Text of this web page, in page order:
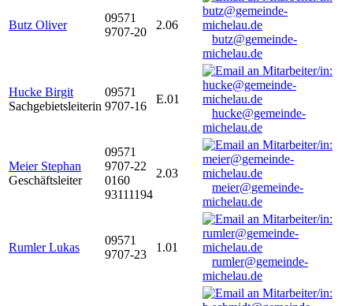
Butz Oliver
09571
9707-20
2.06
butz@gemeinde-
michelau.de
Hucke Birgit
Sachgebietsleiterin
09571
9707-16
E.01
hucke@gemeinde-
michelau.de
Meier Stephan
Geschäftsleiter
09571
9707-22
0160
93111194
2.03
meier@gemeinde-
michelau.de
Rumler Lukas
09571
9707-23
1.01
rumler@gemeinde-
michelau.de